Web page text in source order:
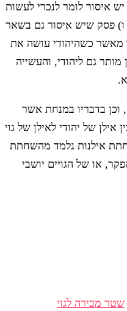
איסור לומר לנכרי לעשות
ו) פסק שיש איסור גם בשאר
מאשר כשהיהודי עושה את
מותר גם ליהודי, והעשייה
בדבריו במנחת אשר
אילן של יהודי לאילן של גוי
אילנות נלמד מהשחתת
או של הגויים יושבי
שטר מכירה לגוי